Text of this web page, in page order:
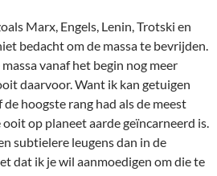
Marx, Engels, Lenin, Trotski en
bedacht om de massa te bevrijden.
vanaf het begin nog meer
daarvoor. Want ik kan getuigen
hoogste rang had als de meest
op planeet aarde geïncarneerd is.
subtielere leugens dan in de
dat ik je wil aanmoedigen om die te